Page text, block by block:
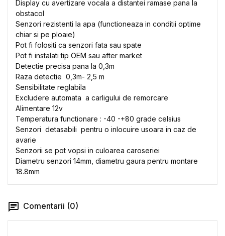
Display cu avertizare vocala a distantei ramase pana la
obstacol
Senzori rezistenti la apa (functioneaza in conditii optime
chiar si pe ploaie)
Pot fi folositi ca senzori fata sau spate
Pot fi instalati tip OEM sau after market
Detectie precisa pana la 0,3m
Raza detectie 0,3m- 2,5 m
Sensibilitate reglabila
Excludere automata a carligului de remorcare
Alimentare 12v
Temperatura functionare : -40 -+80 grade celsius
Senzori detasabili pentru o inlocuire usoara in caz de
avarie
Senzorii se pot vopsi in culoarea caroseriei
Diametru senzori 14mm, diametru gaura pentru montare
18.8mm
Comentarii (0)